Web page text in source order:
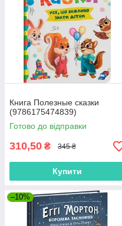
Книга Полезные сказки
(9786175474839)
Готово до відправки
310,50 ₴ 345 ₴
Купити
–10%